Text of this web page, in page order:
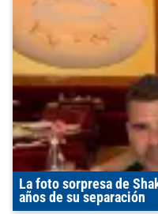
La foto sorpresa de
años de su separación